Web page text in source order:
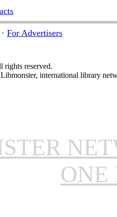
· For Advertisers
rights reserved.
international library
ONE